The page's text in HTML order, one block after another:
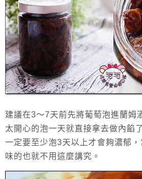
建議在3～7天前先將葡萄泡進蘭姆
太開心的泡一天就直接拿去做內餡
一定要至少泡3天以上才會夠濃郁
味的也就不用這麼講究。